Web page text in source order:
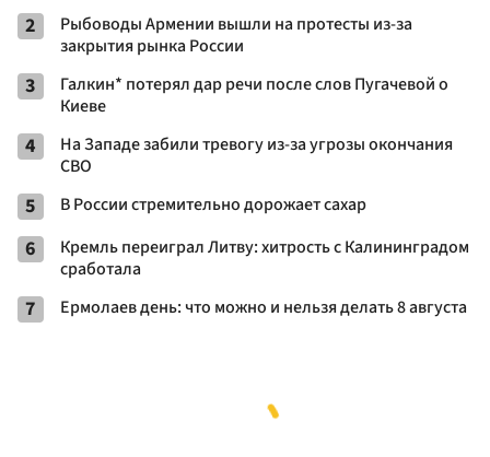
2
Рыбоводы Армении вышли на протесты из-за
закрытия рынка России
3
Галкин* потерял дар речи после слов Пугачевой о
Киеве
4
На Западе забили тревогу из-за угрозы окончания
СВО
5 В России стремительно дорожает сахар
6
Кремль переиграл Литву: хитрость с Калининградом
сработала
7 Ермолаев день: что можно и нельзя делать 8 августа